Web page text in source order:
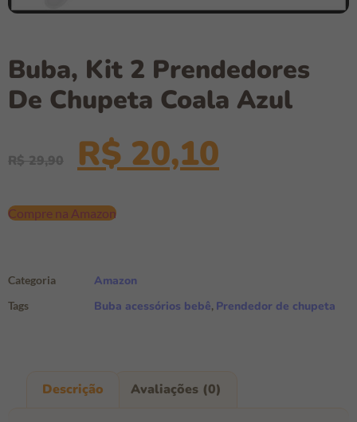
Buba, Kit 2 Prendedores
De Chupeta Coala Azul
R$29,90 R$ 20,10
Compre na Amazon
Categoria Amazon
Tags Buba acessórios bebê, Prendedor de chupeta
Descrição Avaliações (0)